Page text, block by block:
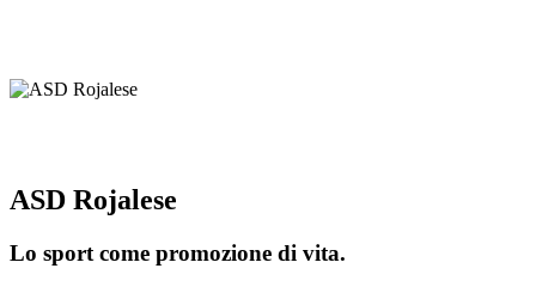
ASD Rojalese
Lo sport come promozione di vita.